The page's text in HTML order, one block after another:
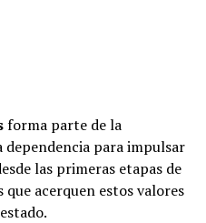
forma parte de la
para impulsar
las primeras etapas de
acerquen estos valores